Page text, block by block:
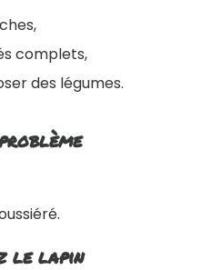
complets,
des légumes.
le lapin